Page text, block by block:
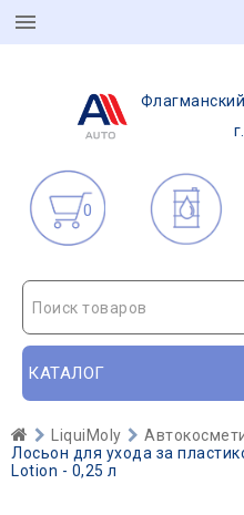
0
Поиск товаров
КАТАЛОГ
LiquiMoly
Лосьон для ухода за
Lotion - 0,25 л